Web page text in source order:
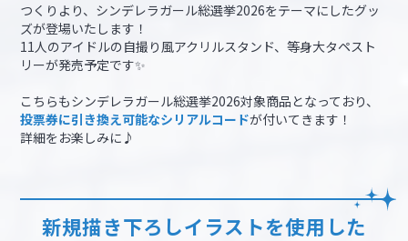
つくりより、シンデレラガール総選挙2026をテーマにしたグッ
ズが登場いたします！
11人のアイドルの自撮り風アクリルスタンド、等身大タペスト
リーが発売予定です✨
こちらもシンデレラガール総選挙2026対象商品となっており、
投票券に引き換え可能なシリアルコードが付いてきます！
詳細をお楽しみに♪
新規描き下ろしイラストを使用した